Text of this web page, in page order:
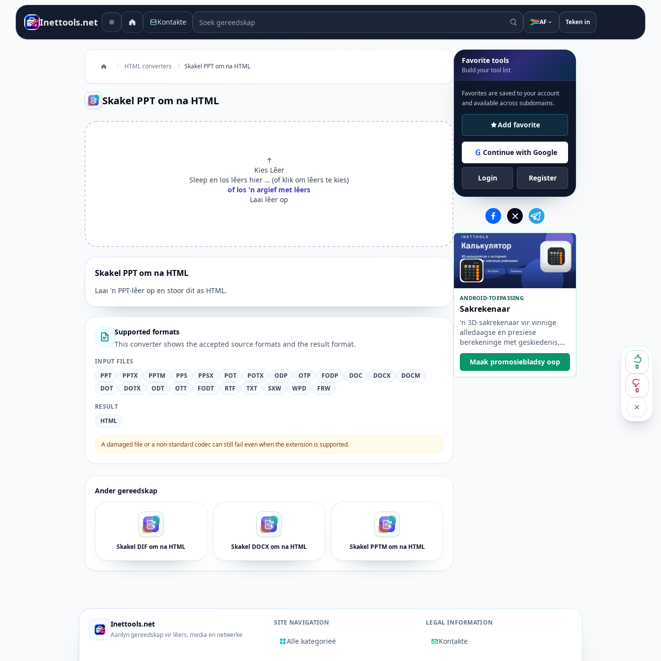
Inettools.net Kontakte Soek gereedskap 🇿🇦AF Teken in
/ HTML converters / Skakel PPT om na HTML
Skakel PPT om na HTML
0
0
↑
Kies Lêer
Sleep en los lêers hier … (of klik om lêers te kies)
of los 'n argief met lêers
Laai lêer op
Skakel PPT om na HTML
Laai 'n PPT-lêer op en stoor dit as HTML.
Supported formats
This converter shows the accepted source formats and the result format.
INPUT FILES
PPT
PPTX PPTM PPS PPSX POT POTX ODP OTP FODP DOC DOCX
DOCM
DOT
DOTX ODT OTT FODT RTF TXT SXW WPD FRW
RESULT
HTML
A damaged file or a non-standard codec can still fail even when the extension is supported.
Ander gereedskap
Skakel DIF om na HTML Skakel DOCX om na HTML Skakel PPTM om na HTML
Favorite tools
Build your tool list
Favorites are saved to your account
and available across subdomains.
Add favorite
G Continue with Google
Login Register
ANDROID-TOEPASSING
Sakrekenaar
'n 3D-sakrekenaar vir vinnige
alledaagse en presiese
berekeninge met geskiedenis,
ingenieurswese en
wetenskaplike modusse, en
vanlyn werk.
Maak promosiebladsy oop
Inettools.net
Aanlyn gereedskap vir lêers, media en netwerke
SITE NAVIGATION
Alle kategorieë
LEGAL INFORMATION
Kontakte